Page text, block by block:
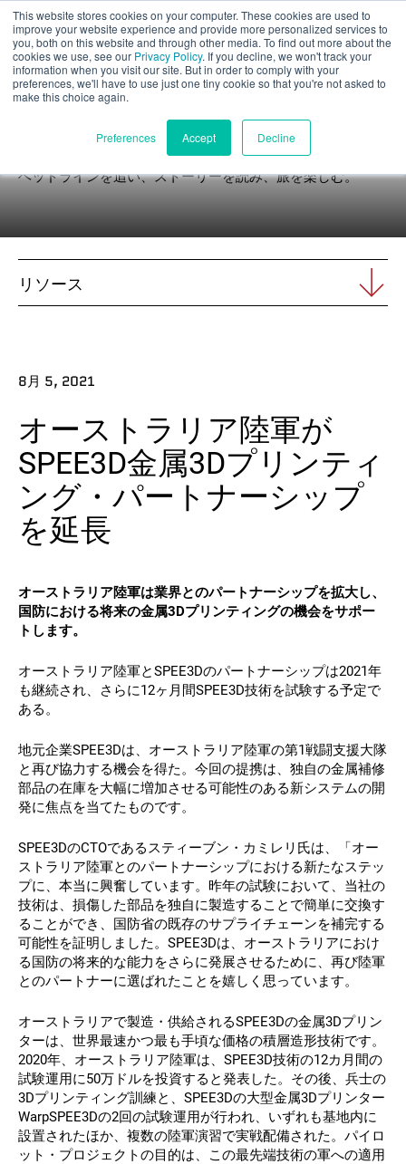
This website stores cookies on your computer. These cookies are used to
improve your website experience and provide more personalized services to
you, both on this website and through other media. To find out more about the
cookies we use, see our Privacy Policy. If you decline, we won't track your
information when you visit our site. But in order to comply with your
preferences, we'll have to use just one tiny cookie so that you're not asked to
make this choice again.
Preferences Accept Decline
パート評価
製品紹介
アプリケーション
産業
連絡先
フォローする
X フェイスブックLinkedIn ユーチューブ
ニュース
ヘッドラインを追い、ストーリーを読み、旅を楽しむ。
リソース
8月 5, 2021
オーストラリア陸軍が
SPEE3D金属3Dプリンティ
ング・パートナーシップ
を延長
オーストラリア陸軍は業界とのパートナーシップを拡大し、
国防における将来の金属3Dプリンティングの機会をサポー
トします。
オーストラリア陸軍とSPEE3Dのパートナーシップは2021年
も継続され、さらに12ヶ月間SPEE3D技術を試験する予定で
ある。
地元企業SPEE3Dは、オーストラリア陸軍の第1戦闘支援大隊
と再び協力する機会を得た。今回の提携は、独自の金属補修
部品の在庫を大幅に増加させる可能性のある新システムの開
発に焦点を当てたものです。
SPEE3DのCTOであるスティーブン・カミレリ氏は、「オー
ストラリア陸軍とのパートナーシップにおける新たなステッ
プに、本当に興奮しています。昨年の試験において、当社の
技術は、損傷した部品を独自に製造することで簡単に交換す
ることができ、国防省の既存のサプライチェーンを補完する
可能性を証明しました。SPEE3Dは、オーストラリアにおけ
る国防の将来的な能力をさらに発展させるために、再び陸軍
とのパートナーに選ばれたことを嬉しく思っています。
オーストラリアで製造・供給されるSPEE3Dの金属3Dプリン
ターは、世界最速かつ最も手頃な価格の積層造形技術です。
2020年、オーストラリア陸軍は、SPEE3D技術の12カ月間の
試験運用に50万ドルを投資すると発表した。その後、兵士の
3Dプリンティング訓練と、SPEE3Dの大型金属3Dプリンター
WarpSPEE3Dの2回の試験運用が行われ、いずれも基地内に
設置されたほか、複数の陸軍演習で実戦配備された。パイロ
ット・プロジェクトの目的は、この最先端技術の軍への適用